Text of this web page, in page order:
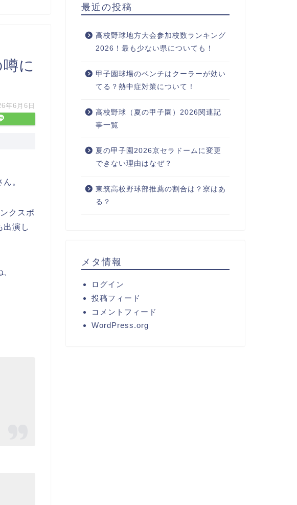
に
年6月6日
。
クスポ
出演し
最近の投稿
高校野球地方大会参加校数ランキング
2026！最も少ない県についても！
甲子園球場のベンチはクーラーが効い
てる？熱中症対策について！
高校野球（夏の甲子園）2026関連記
事一覧
夏の甲子園2026京セラドームに変更
できない理由はなぜ？
東筑高校野球部推薦の割合は？寮はあ
る？
メタ情報
ログイン
投稿フィード
コメントフィード
WordPress.org